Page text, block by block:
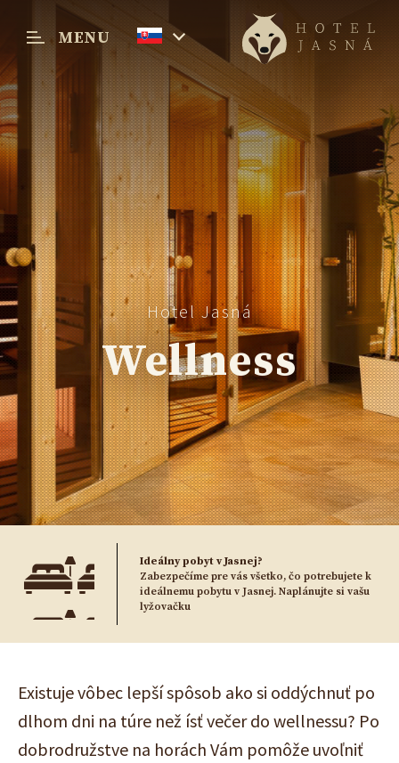
MENU
Menu
Hotel Jasná
Wellness
Ideálny pobyt v Jasnej?
Zabezpečíme pre vás všetko, čo potrebujete k
ideálnemu pobytu v Jasnej. Naplánujte si vašu
lyžovačku
Existuje vôbec lepší spôsob ako si oddýchnuť po
dlhom dni na túre než ísť večer do wellnessu? Po
dobrodružstve na horách Vám pomôže uvoľniť